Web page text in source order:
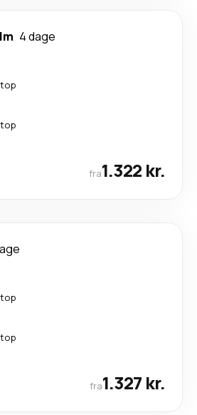
4 dage
fra1.322 kr.
fra1.327 kr.